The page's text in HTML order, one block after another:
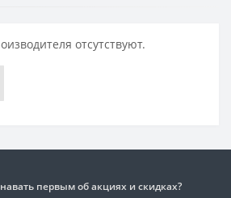
отсутствуют.
первым об акциях и скидках?